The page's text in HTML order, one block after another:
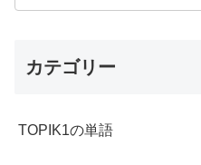
カテゴリー
TOPIK1の単語